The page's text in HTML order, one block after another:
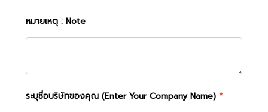
หมายเหตุ : Note
ระบุชื่อบริษัทของคุณ (Enter Your Company Name) *